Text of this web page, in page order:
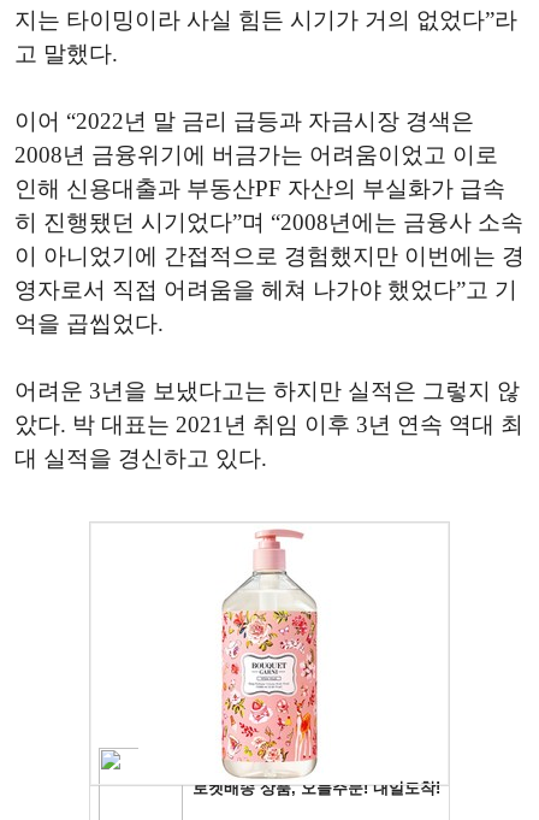
지는 타이밍이라 사실 힘든 시기가 거의 없었다”라
고 말했다.
이어 “2022년 말 금리 급등과 자금시장 경색은
2008년 금융위기에 버금가는 어려움이었고 이로
인해 신용대출과 부동산PF 자산의 부실화가 급속
히 진행됐던 시기었다”며 “2008년에는 금융사 소속
이 아니었기에 간접적으로 경험했지만 이번에는 경
영자로서 직접 어려움을 헤쳐 나가야 했었다”고 기
억을 곱씹었다.
어려운 3년을 보냈다고는 하지만 실적은 그렇지 않
았다. 박 대표는 2021년 취임 이후 3년 연속 역대 최
대 실적을 경신하고 있다.